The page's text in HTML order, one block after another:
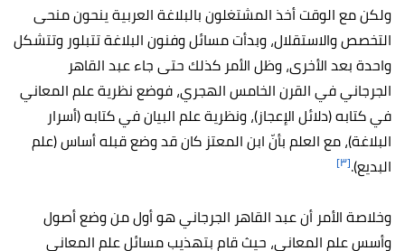
ولكن مع الوقت أخذ المشتغلون بالبلاغة العربية ينحون منحى
التخصص والاستقلال، وبدأت مسائل وفنون البلاغة تتبلور وتتشكل
واحدة بعد الأخرى، وظل الأمر كذلك حتى جاء عبد القاهر
الجرجاني في القرن الخامس الهجري، فوضع نظرية علم المعاني
في كتابه (دلائل الإعجاز)، ونظرية علم البيان في كتابه (أسرار
البلاغة)، مع العلم بأنّ ابن المعتز كان قد وضع قبله أساس (علم
البديع).[٣]
وخلاصة الأمر أن عبد القاهر الجرجاني هو أول من وضع أصول
وأسس علم المعاني، حيث قام بتهذيب مسائل علم المعاني